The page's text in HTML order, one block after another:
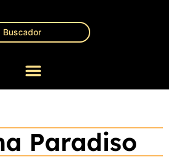
Paradiso